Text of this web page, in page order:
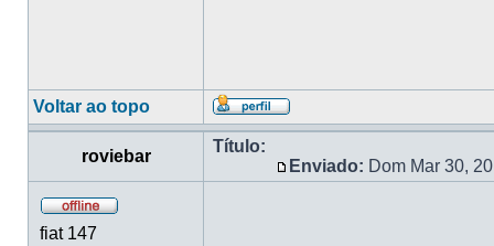
Voltar ao topo
roviebar
Título:
Enviado: Dom Mar 30,
fiat 147